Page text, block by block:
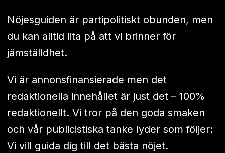
Nöjesguiden är partipolitiskt obunden, men
du kan alltid lita på att vi brinner för
jämställdhet.
Vi är annonsfinansierade men det
redaktionella innehållet är just det – 100%
redaktionellt. Vi tror på den goda smaken
och vår publicistiska tanke lyder som följer:
Vi vill guida dig till det bästa nöjet.